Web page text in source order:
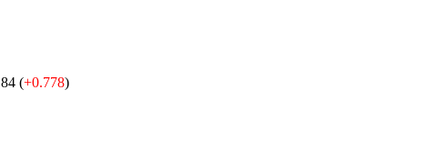
(+0.778)